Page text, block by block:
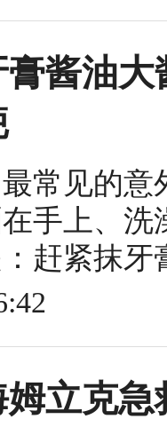
酱油
常见的
手上、
赶紧抹
立克